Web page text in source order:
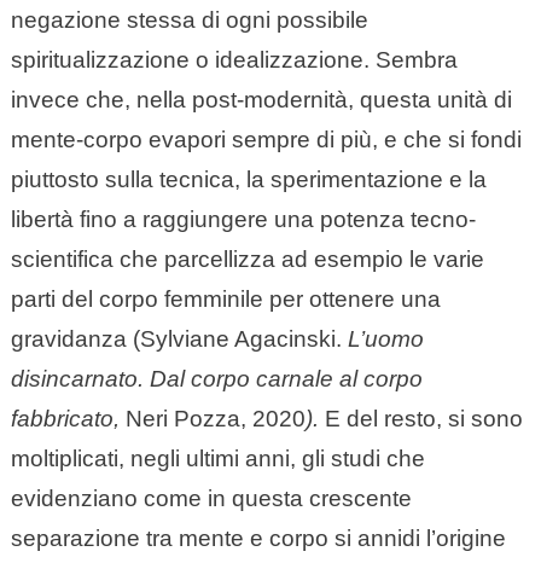
negazione stessa di ogni possibile
spiritualizzazione o idealizzazione. Sembra
invece che, nella post-modernità, questa unità di
mente-corpo evapori sempre di più, e che si fondi
piuttosto sulla tecnica, la sperimentazione e la
libertà fino a raggiungere una potenza tecno-
scientifica che parcellizza ad esempio le varie
parti del corpo femminile per ottenere una
gravidanza (Sylviane Agacinski. L’uomo
disincarnato. Dal corpo carnale al corpo
fabbricato, Neri Pozza, 2020). E del resto, si sono
moltiplicati, negli ultimi anni, gli studi che
evidenziano come in questa crescente
separazione tra mente e corpo si annidi l’origine